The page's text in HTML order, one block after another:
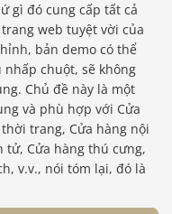
gì đó cung cấp tất cả
web tuyệt vời của
bản demo có thể
chuột, sẽ không
Chủ đề này là một
và phù hợp với Cửa
trang, Cửa hàng nội
tử, Cửa hàng thú cưng,
v.v., nói tóm lại, đó là